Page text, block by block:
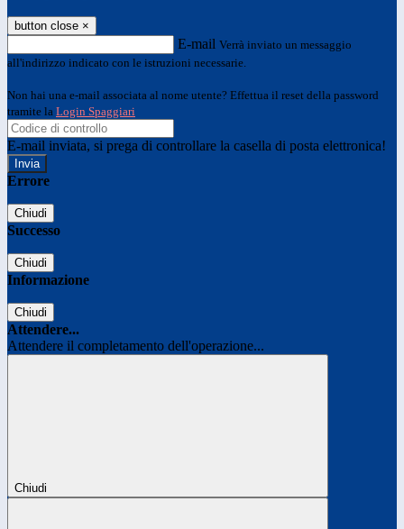
button close ×
E-mail Verrà inviato un messaggio
all'indirizzo indicato con le istruzioni necessarie.
Non hai una e-mail associata al nome utente? Effettua il reset della password
tramite la Login Spaggiari
E-mail inviata, si prega di controllare la casella di posta elettronica!
Errore
Chiudi
Successo
Chiudi
Informazione
Chiudi
Attendere...
Attendere il completamento dell'operazione...
Chiudi